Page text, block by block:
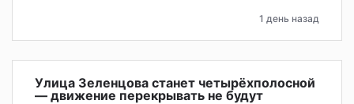
1 день назад
Улица Зеленцова станет четырёхполосной
— движение перекрывать не будут